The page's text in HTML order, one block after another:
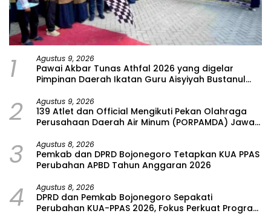
1 Agustus 9, 2026
Pawai Akbar Tunas Athfal 2026 yang digelar
Pimpinan Daerah Ikatan Guru Aisyiyah Bustanul
2 Agustus 9, 2026
139 Atlet dan Official Mengikuti Pekan Olahraga
Perusahaan Daerah Air Minum (PORPAMDA) Jawa
3 Agustus 8, 2026
Pemkab dan DPRD Bojonegoro Tetapkan KUA PPAS
Perubahan APBD Tahun Anggaran 2026
4 Agustus 8, 2026
DPRD dan Pemkab Bojonegoro Sepakati
Perubahan KUA-PPAS 2026, Fokus Perkuat Program